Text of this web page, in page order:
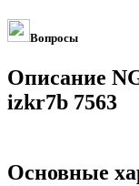
Вопросы
Описание
izkr7b 7563
Основные